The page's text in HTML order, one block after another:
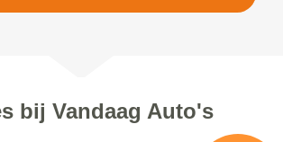
bij Vandaag Auto's